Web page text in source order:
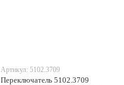
Артикул: 5102.3709
Переключатель 5102.3709